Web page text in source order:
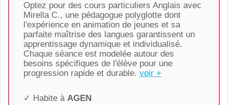
Optez pour des cours particuliers Anglais avec
Mirella C., une pédagogue polyglotte dont
l'expérience en animation de jeunes et sa
parfaite maîtrise des langues garantissent un
apprentissage dynamique et individualisé.
Chaque séance est modelée autour des
besoins spécifiques de l'élève pour une
progression rapide et durable. voir +
✓ Habite à AGEN